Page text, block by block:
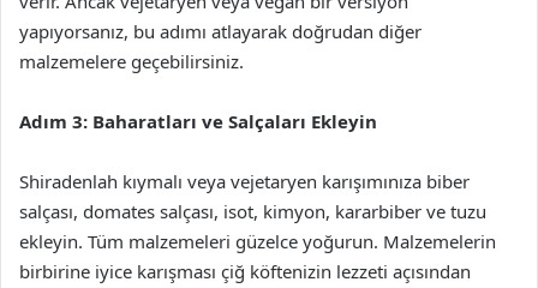
yapıyorsanız, bu adımı atlayarak doğrudan diğer
malzemelere geçebilirsiniz.
Adım 3: Baharatları ve Salçaları Ekleyin
Shiradenlah kıymalı veya vejetaryen karışımınıza biber
salçası, domates salçası, isot, kimyon, kararbiber ve tuzu
ekleyin. Tüm malzemeleri güzelce yoğurun. Malzemelerin
birbirine iyice karışması çiğ köftenizin lezzeti açısından